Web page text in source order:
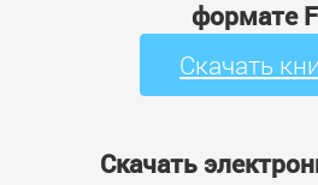
формате
Скачать
Скачать